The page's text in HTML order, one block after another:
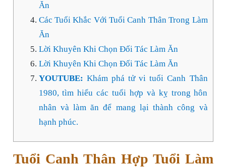
Ăn
Các Tuổi Khắc Với Tuổi Canh Thân Trong Làm
Ăn
Lời Khuyên Khi Chọn Đối Tác Làm Ăn
Lời Khuyên Khi Chọn Đối Tác Làm Ăn
YOUTUBE: Khám phá tử vi tuổi Canh Thân
1980, tìm hiểu các tuổi hợp và kỵ trong hôn
nhân và làm ăn để mang lại thành công và
hạnh phúc.
Tuổi Canh Thân Hợp Tuổi Làm